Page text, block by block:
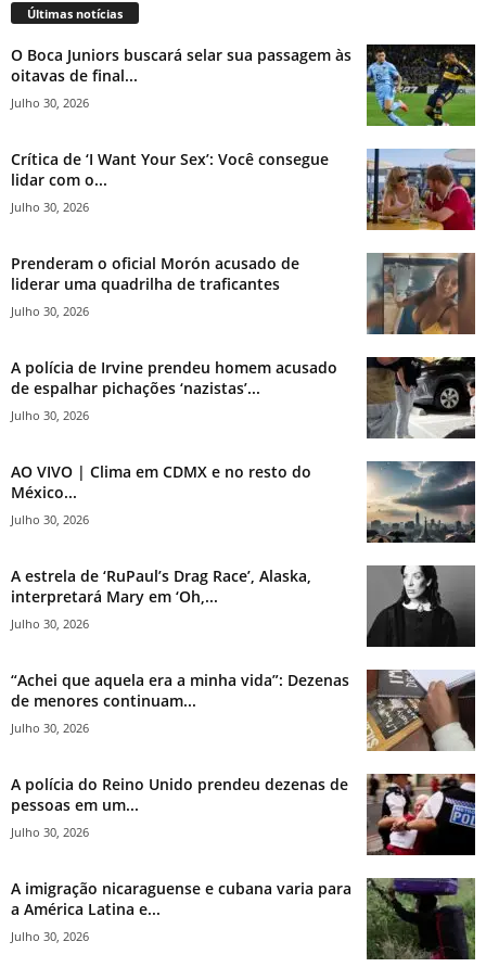
Últimas notícias
O Boca Juniors buscará selar sua passagem às
oitavas de final...
Julho 30, 2026
Crítica de ‘I Want Your Sex’: Você consegue
lidar com o...
Julho 30, 2026
Prenderam o oficial Morón acusado de
liderar uma quadrilha de traficantes
Julho 30, 2026
A polícia de Irvine prendeu homem acusado
de espalhar pichações ‘nazistas’...
Julho 30, 2026
AO VIVO | Clima em CDMX e no resto do
México...
Julho 30, 2026
A estrela de ‘RuPaul’s Drag Race’, Alaska,
interpretará Mary em ‘Oh,...
Julho 30, 2026
“Achei que aquela era a minha vida”: Dezenas
de menores continuam...
Julho 30, 2026
A polícia do Reino Unido prendeu dezenas de
pessoas em um...
Julho 30, 2026
A imigração nicaraguense e cubana varia para
a América Latina e...
Julho 30, 2026